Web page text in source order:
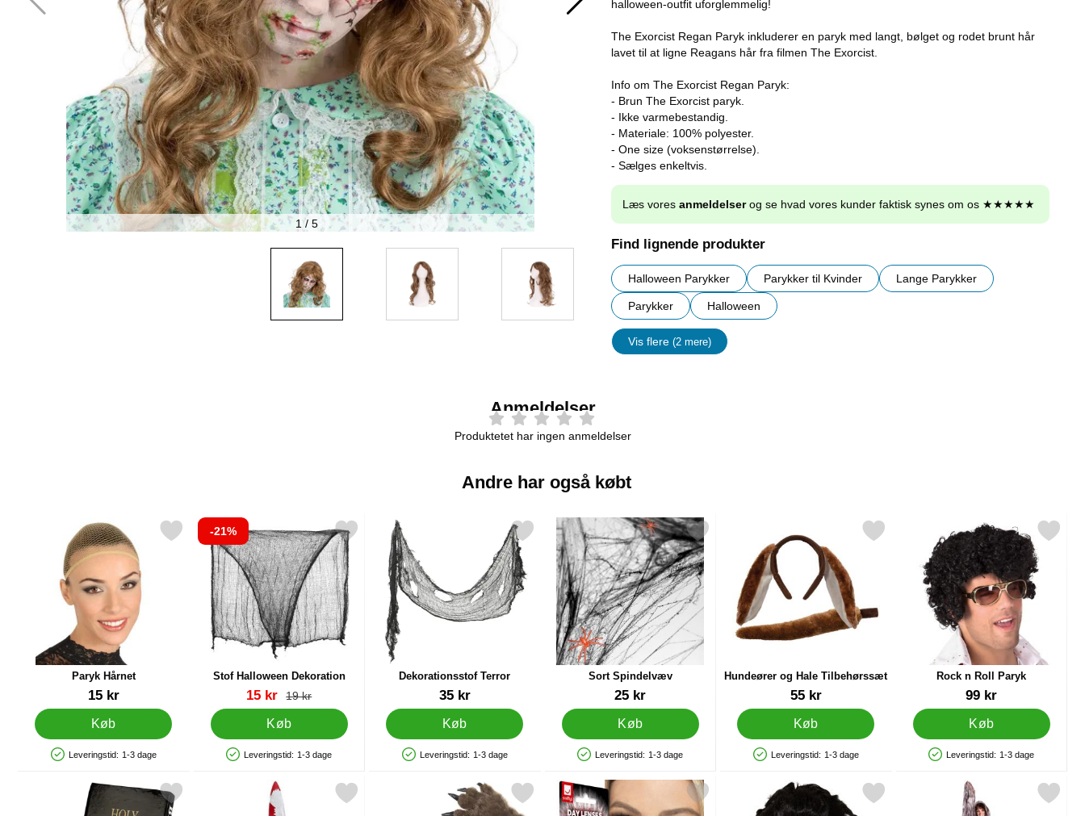
1 / 5
halloween-outfit uforglemmelig!
The Exorcist Regan Paryk inkluderer en paryk med langt, bølget og rodet brunt hår
lavet til at ligne Reagans hår fra filmen The Exorcist.
Info om The Exorcist Regan Paryk:
- Brun The Exorcist paryk.
- Ikke varmebestandig.
- Materiale: 100% polyester.
- One size (voksenstørrelse).
- Sælges enkeltvis.
Læs vores anmeldelserog se hvad vores kunder faktisk synes om os ★★★★★
Find lignende produkter
Halloween Parykker Parykker til Kvinder Lange Parykker
Parykker Halloween
Vis flere (2 mere)
Egenskaper
Anmeldelser
Produktetet har ingen anmeldelser
Andre har også købt
Paryk Hårnet
15 kr
Køb
Produkttilgængelighed: På lager
Leveringstid: 1-3 dage
Markér paryk Hårnet som favorit
-21%
Stof Halloween Dekoration
Varenr 18992
pris
15 kr pris
19 kr
Køb
Produkttilgængelighed: På lager
Leveringstid: 1-3 dage
Markér stof Halloween Dekoration som favorit
Dekorationsstof Terror
35 kr
Køb
Produkttilgængelighed: På lager
Leveringstid: 1-3 dage
Markér dekorationsstof Terror som favorit
Sort Spindelvæv
25 kr
Køb
Produkttilgængelighed: På lager
Leveringstid: 1-3 dage
Markér sort Spindelvæv som favorit
Hundeører og Hale Tilbehørssæt
55 kr
Køb
Produkttilgængelighed: På lager
Leveringstid: 1-3 dage
Markér hundeører og Hale Tilbehørssæt som favorit
Rock n Roll Paryk
99 kr
Køb
Produkttilgængelighed: På lager
Leveringstid: 1-3 dage
Markér rock n Roll Paryk
Markér bibel Lommelærke som favoritMarkér kniv med Blodpletter som favoritMarkér monster Hænder som favoritMarkér farvede Linser Red Splatter som favoritMarkér vampyrparyk som favoritMarkér zombie Kappe med